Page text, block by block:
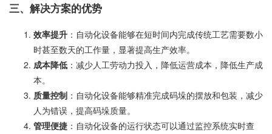
三、解决方案的优势
效率提升 ：自动化设备能够在短时间内完成传统工艺需要数小
时甚至数天的工作量，显著提高生产效率。
成本降低 ：减少人工劳动力投入，降低运营成本，降低生产成
本。
质量控制 ：自动化设备能够精准完成码垛的摆放和包装，减少
人为错误，提高码垛质量。
管理便捷 ：自动化设备的运行状态可以通过监控系统实时查